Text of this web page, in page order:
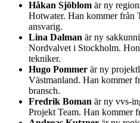
Håkan Sjöblom är ny
Hotwater. Han kommer från
ansvarig.
Lina Dalman är ny
Nordvalvet i Stockholm.
tekniker.
Hugo Pommer är ny
Västmanland. Han kommer
bransch.
Fredrik Boman är ny vvs-
Projekt Team. Han kommer